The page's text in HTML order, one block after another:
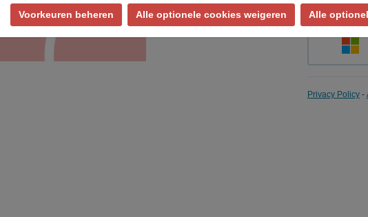
Voorkeuren beheren Alle optionele cookies weigeren Alle
Privacy Policy -